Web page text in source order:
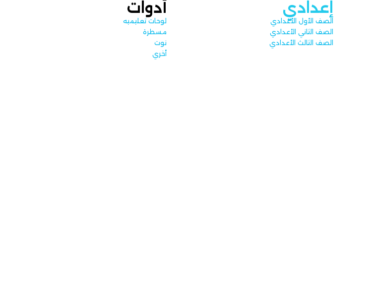
إعدادي
الصف الأول الأعدادي
الصف الثاني الأعدادي
الصف الثالث الأعدادي
أدوات
لوحات تعليميه
مسطرة
نوت
أخري